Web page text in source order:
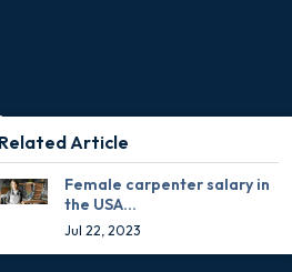
Related Article
Female carpenter salary in
the USA...
Jul 22, 2023
de chauffage
fuites